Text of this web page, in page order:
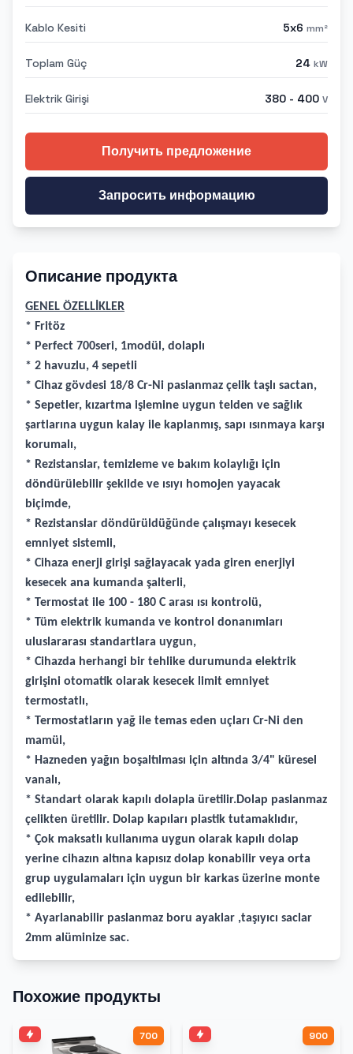
Kablo Kesiti 5x6 mm²
Toplam Güç 24 kW
Elektrik Girişi 380 - 400 V
Получить предложение
Запросить информацию
Описание продукта
GENEL ÖZELLİKLER
* Fritöz
* Perfect 700seri, 1modül, dolaplı
* 2 havuzlu, 4 sepetli
* Cihaz gövdesi 18/8 Cr-Ni paslanmaz çelik taşlı sactan,
* Sepetler, kızartma işlemine uygun telden ve sağlık
şartlarına uygun kalay ile kaplanmış, sapı ısınmaya karşı
korumalı,
* Rezistanslar, temizleme ve bakım kolaylığı için
döndürülebilir şekilde ve ısıyı homojen yayacak
biçimde,
* Rezistanslar döndürüldüğünde çalışmayı kesecek
emniyet sistemli,
* Cihaza enerji girişi sağlayacak yada giren enerjiyi
kesecek ana kumanda şalterli,
* Termostat ile 100 - 180 C arası ısı kontrolü,
* Tüm elektrik kumanda ve kontrol donanımları
uluslararası standartlara uygun,
* Cihazda herhangi bir tehlike durumunda elektrik
girişini otomatik olarak kesecek limit emniyet
termostatlı,
* Termostatların yağ ile temas eden uçları Cr-Ni den
mamül,
* Hazneden yağın boşaltılması için altında 3/4" küresel
vanalı,
* Standart olarak kapılı dolapla üretilir.Dolap paslanmaz
çelikten üretilir. Dolap kapıları plastik tutamaklıdır,
* Çok maksatlı kullanıma uygun olarak kapılı dolap
yerine cihazın altına kapısız dolap konabilir veya orta
grup uygulamaları için uygun bir karkas üzerine monte
edilebilir,
* Ayarlanabilir paslanmaz boru ayaklar ,taşıyıcı saclar
2mm alüminize sac.
Похожие продукты
700 900